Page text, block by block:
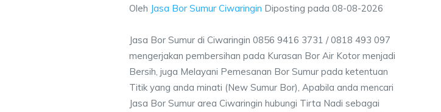
Oleh Jasa Bor Sumur Ciwaringin Diposting pada 08-08-2026
Jasa Bor Sumur di Ciwaringin 0856 9416 3731 / 0818 493 097
mengerjakan pembersihan pada Kurasan Bor Air Kotor menjadi
Bersih, juga Melayani Pemesanan Bor Sumur pada ketentuan
Titik yang anda minati (New Sumur Bor), Apabila anda mencari
Jasa Bor Sumur area Ciwaringin hubungi Tirta Nadi sebagai